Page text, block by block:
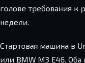
голове требования к
недели.
Стартовая машина в
или BMW M3 E46.